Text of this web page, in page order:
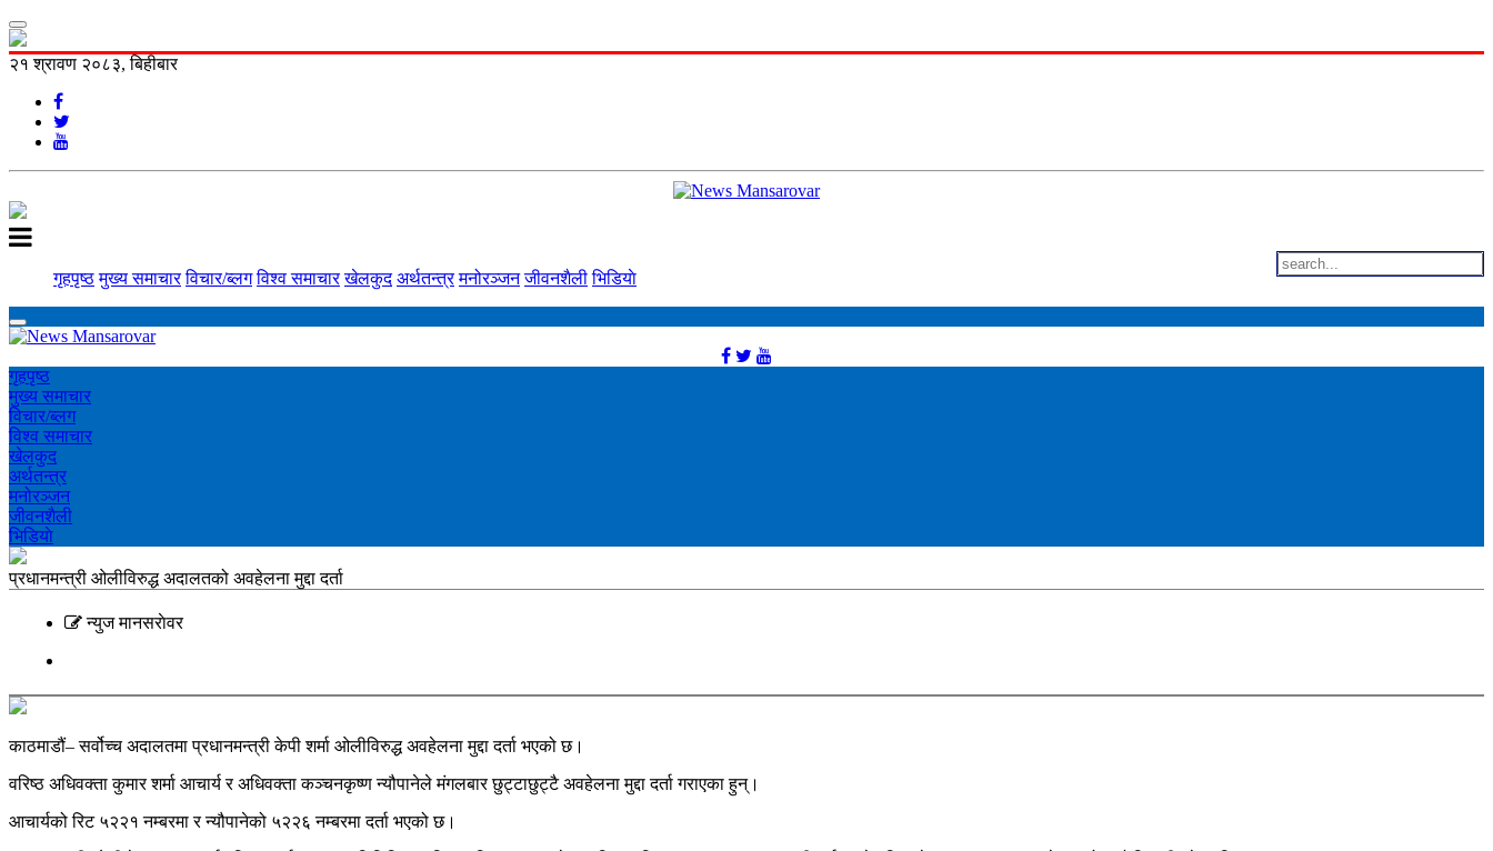
२१ श्रावण २०८३, बिहीबार
गृहपृष्ठ मुख्य समाचार विचार/ब्लग विश्व समाचार खेलकुद अर्थतन्त्र मनोरञ्‍जन जीवनशैली भिडियाे
गृहपृष्ठ
मुख्य समाचार
विचार/ब्लग
विश्व समाचार
खेलकुद
अर्थतन्त्र
मनोरञ्‍जन
जीवनशैली
भिडियाे
प्रधानमन्त्री ओलीविरुद्ध अदालतको अवहेलना मुद्दा दर्ता
न्युज मानसराेवर
काठमाडौं– सर्वोच्च अदालतमा प्रधानमन्त्री केपी शर्मा ओलीविरुद्ध अवहेलना मुद्दा दर्ता भएको छ।
वरिष्ठ अधिवक्ता कुमार शर्मा आचार्य र अधिवक्ता कञ्चनकृष्ण न्यौपानेले मंगलबार छुट्टाछुट्टै अवहेलना मुद्दा दर्ता गराएका हुन्।
आचार्यको रिट ५२२१ नम्बरमा र न्यौपानेको ५२२६ नम्बरमा दर्ता भएको छ।